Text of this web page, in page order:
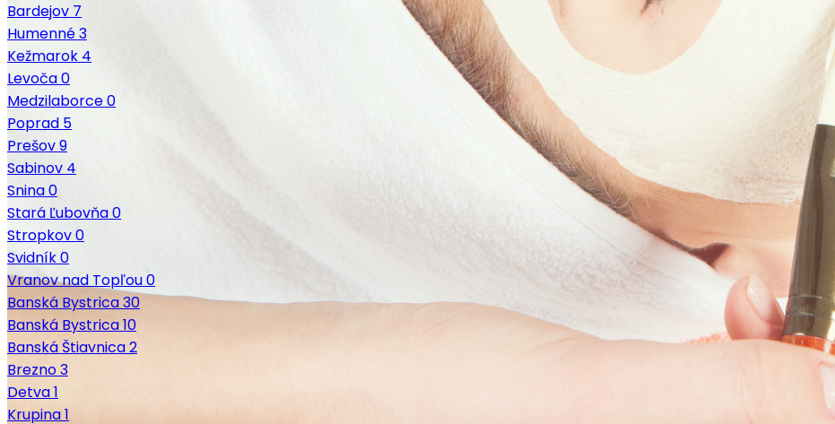
Bardejov 7
Humenné3
Kežmarok 4
Levoča0
Medzilaborce0
Poprad 5
Prešov9
Sabinov 4
Snina0
Stará Ľubovňa0
Stropkov0
Svidník0
Vranov nad Topľou0
Banská Bystrica30
Banská Bystrica10
Banská Štiavnica2
Brezno3
Detva1
Krupina1